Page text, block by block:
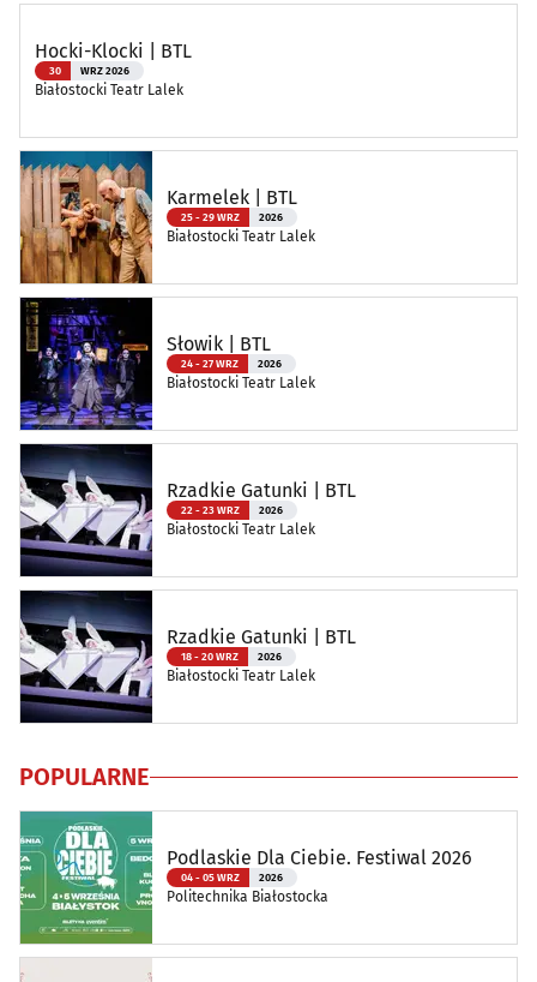
Hocki-Klocki | BTL
30 WRZ 2026
Białostocki Teatr Lalek
Karmelek | BTL
25 - 29 WRZ 2026
Białostocki Teatr Lalek
Słowik | BTL
24 - 27 WRZ 2026
Białostocki Teatr Lalek
Rzadkie Gatunki | BTL
22 - 23 WRZ 2026
Białostocki Teatr Lalek
Rzadkie Gatunki | BTL
18 - 20 WRZ 2026
Białostocki Teatr Lalek
POPULARNE
Podlaskie Dla Ciebie. Festiwal 2026
04 - 05 WRZ 2026
Politechnika Białostocka